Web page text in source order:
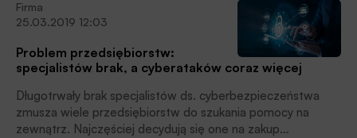
systemów on-premise. Należy jednak pamiętać, że
wyniesienie usług do chmury nie oznacza pozbycia się
ryzyka. Takie środowiska są również atrakcyjnym celem dla
cyberprzestępców. Jak się ochronić przed nową falą
zaawansowanych zagrożeń wymierzonych właśnie w Office
365?
Firma
25.03.2019 12:03
Problem przedsiębiorstw:
specjalistów brak, a cyberataków coraz więcej
Długotrwały brak specjalistów ds. cyberbezpieczeństwa
zmusza wiele przedsiębiorstw do szukania pomocy na
zewnątrz. Najczęściej decydują się one na zakup